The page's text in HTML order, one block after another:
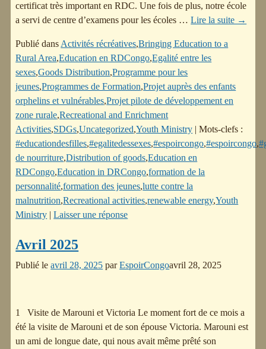
certificat très important en RDC. Une fois de plus, notre école
a servi de centre d’examens pour les écoles … Lire la suite →
Publié dans Activités récréatives,Bringing Education to a
Rural Area,Education en RDCongo,Egalité entre les
sexes,Goods Distribution,Programme pour les
jeunes,Programmes de Formation,Projet auprès des enfants
orphelins et vulnérables,Projet pilote de développement en
zone rurale,Recreational and Enrichment
Activities,SDGs,Uncategorized,Youth Ministry |Mots-clefs :
#educationdesfilles,#egalitedessexes,#espoircongo,#espoircongo,
de nourriture,Distribution of goods,Education en
RDCongo,Education in DRCongo,formation de la
personnalité,formation des jeunes,lutte contre la
malnutrition,Recreational activities,renewable energy,Youth
Ministry |Laisser une réponse
Avril 2025
Publié leavril 28, 2025 parEspoirCongoavril 28, 2025
1 Visite de Marouni et Victoria Le moment fort de ce mois a
été la visite de Marouni et de son épouse Victoria. Marouni est
un ami de longue date, qui nous avait même prêté son